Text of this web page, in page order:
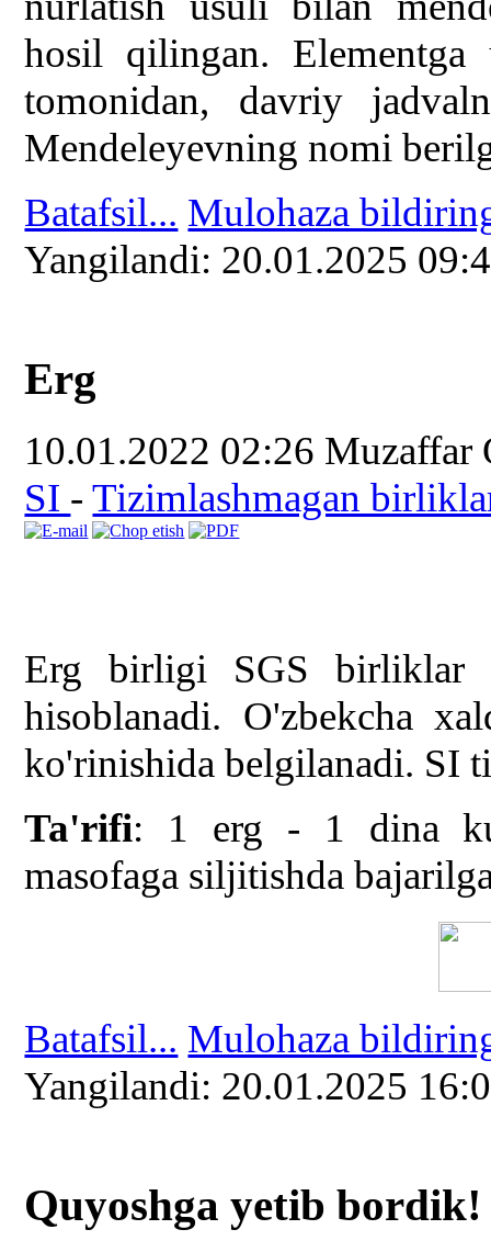
hosil qilingan.
tomonidan, davriy
Mendeleyevning nomi
Batafsil... Mulohaza
Yangilаndi: 20.01.2025
Erg
10.01.2022 02:26 Muzaffar
SI -Tizimlashmagan
Erg birligi SGS birliklar
hisoblanadi. O'zbekcha
ko'rinishida belgilanadi. SI
Ta'rifi: 1 erg - 1 dina
masofaga siljitishda
Batafsil... Mulohaza
Yangilаndi: 20.01.2025
Quyoshga yetib bordik!